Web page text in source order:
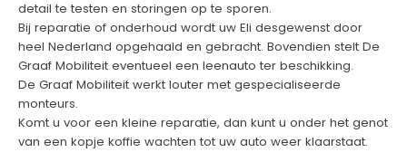
detail te testen en storingen op te sporen.
Bij reparatie of onderhoud wordt uw Eli desgewenst door
heel Nederland opgehaald en gebracht. Bovendien stelt De
Graaf Mobiliteit eventueel een leenauto ter beschikking.
De Graaf Mobiliteit werkt louter met gespecialiseerde
monteurs.
Komt u voor een kleine reparatie, dan kunt u onder het genot
van een kopje koffie wachten tot uw auto weer klaarstaat.